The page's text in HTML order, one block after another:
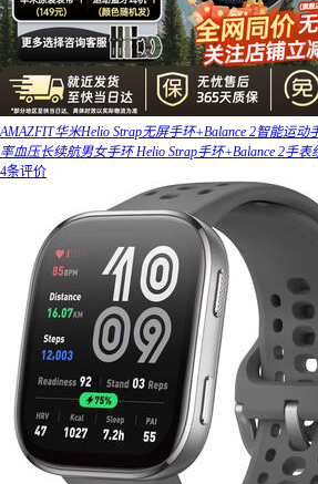
AMAZFIT华米Helio Strap无屏手环+Balance 2智能运
率血压长续航男女手环 Helio Strap手环+Balance 2手表
4条评价